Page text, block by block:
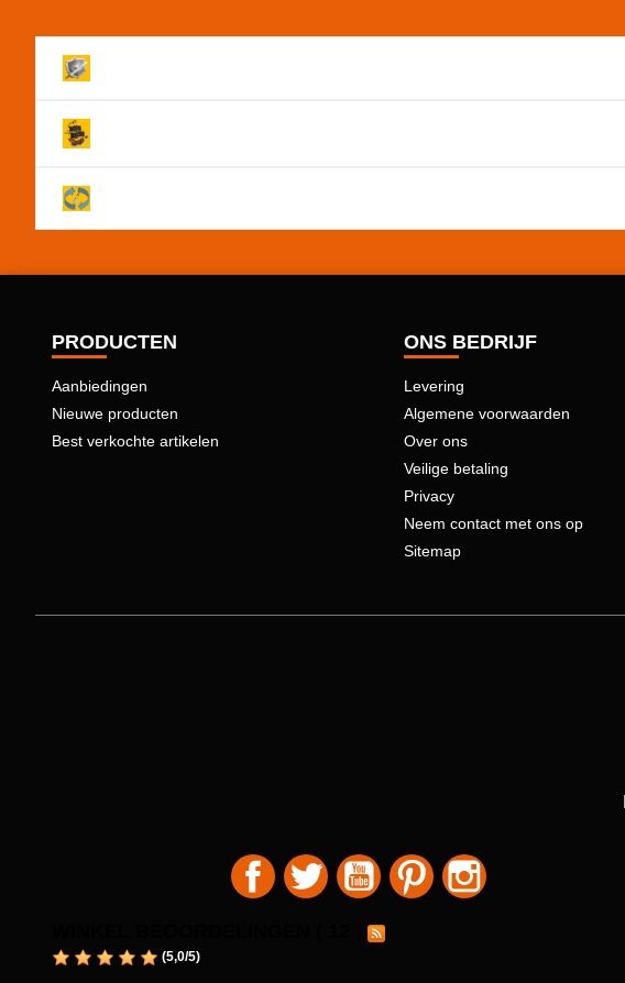
PRODUCTEN
Aanbiedingen
Nieuwe producten
Best verkochte artikelen
ONS BEDRIJF
Levering
Algemene voorwaarden
Over ons
Veilige betaling
Privacy
Neem contact met ons op
Sitemap
FacebookTwitter YouTubePinterestInstagram
(5,0/5)